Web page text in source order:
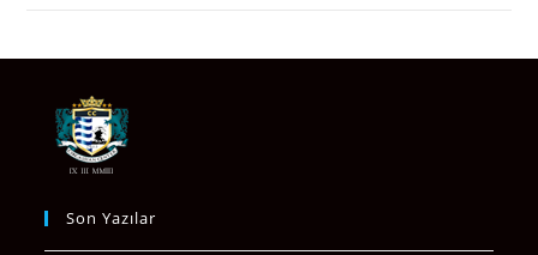
Son Yazılar